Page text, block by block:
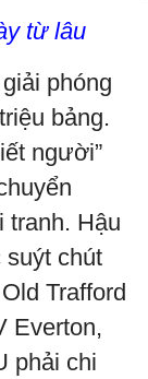
từ lâu
phóng
bảng.
người”
Hậu
chút
Trafford
Everton,
phải chi